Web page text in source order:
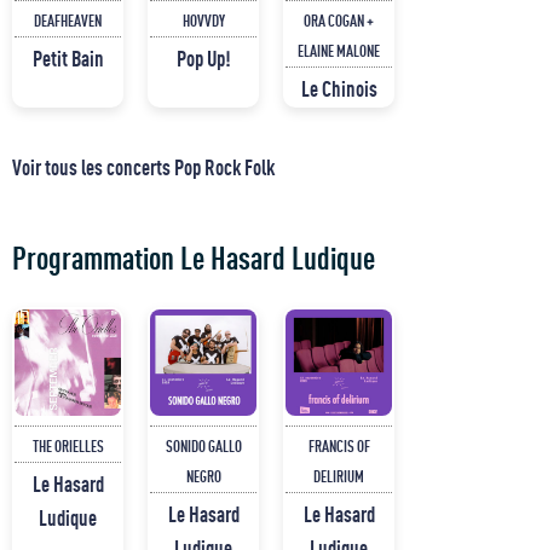
DEAFHEAVEN
Petit Bain
HOVVDY
Pop Up!
ORA COGAN +
ELAINE MALONE
Le Chinois
Voir tous les concerts Pop Rock Folk
Programmation Le Hasard Ludique
THE ORIELLES
Le Hasard
Ludique
SONIDO GALLO
NEGRO
Le Hasard
FRANCIS OF
DELIRIUM
Le Hasard